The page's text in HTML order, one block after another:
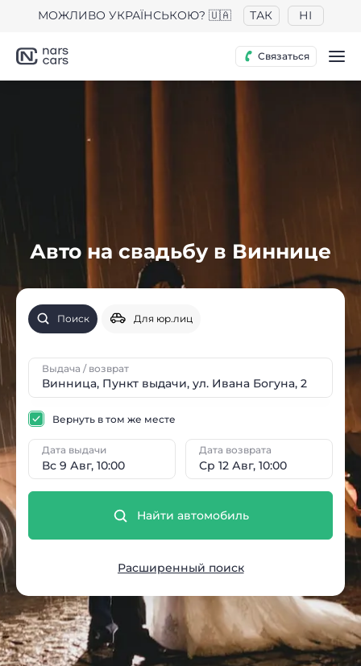
МОЖЛИВО УКРАЇНСЬКОЮ? 🇺🇦 ТАК НІ
Связаться
Авто на свадьбу в Виннице
Поиск Для юр.лиц
Выдача / возврат
Вс 9 Авг, 10:00
Дата выдачи
Ср 12 Авг, 10:00
Дата возврата
Вернуть в том же месте
Найти автомобиль
Расширенный поиск